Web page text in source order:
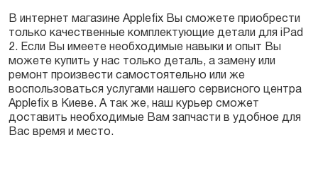
В интернет магазине Applefix Вы сможете приобрести
только качественные комплектующие детали для iPad
2. Если Вы имеете необходимые навыки и опыт Вы
можете купить у нас только деталь, а замену или
ремонт произвести самостоятельно или же
воспользоваться услугами нашего сервисного центра
Applefix в Киеве. А так же, наш курьер сможет
доставить необходимые Вам запчасти в удобное для
Вас время и место.